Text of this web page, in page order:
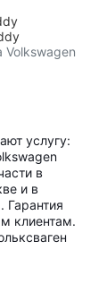
Volkswagen
услугу:
в
и в
клиентам.